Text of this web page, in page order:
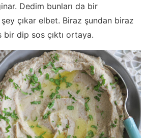
Dedim bunları da bir
çıkar elbet. Biraz şundan biraz
dip sos çıktı ortaya.